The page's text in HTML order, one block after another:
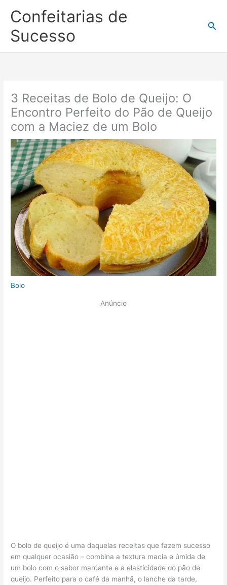
para
conteúdo
Confeitarias de
Sucesso
3 Receitas de Bolo de Queijo: O
Encontro Perfeito do Pão de Queijo
com a Maciez de um Bolo
Bolo
Anúncio
O bolo de queijo é uma daquelas receitas que fazem sucesso
em qualquer ocasião – combina a textura macia e úmida de
um bolo com o sabor marcante e a elasticidade do pão de
queijo. Perfeito para o café da manhã, o lanche da tarde,